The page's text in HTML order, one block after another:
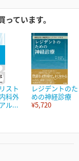
ています。
スト
科外
ル...
レジデントのた
めの神経診療
¥5,720